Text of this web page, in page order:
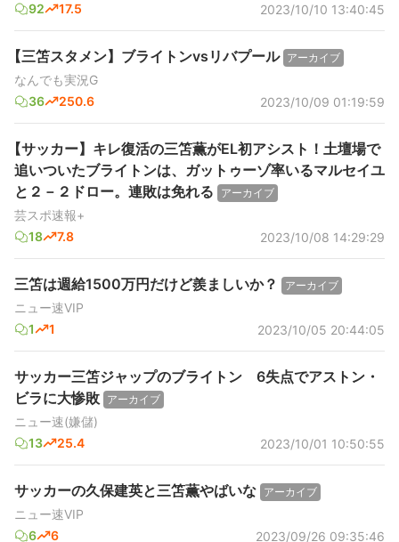
92
17.5 2023/10/10 13:40:45
【三笘スタメン】ブライトンvsリバプール アーカイブ
なんでも実況G
36
250.6 2023/10/09 01:19:59
【サッカー】キレ復活の三笘薫がEL初アシスト！土壇場で
追いついたブライトンは、ガットゥーゾ率いるマルセイユ
と２－２ドロー。連敗は免れる
アーカイブ
芸スポ速報+
18
7.8 2023/10/08 14:29:29
三笘は週給1500万円だけど羨ましいか？ アーカイブ
ニュー速VIP
1
1 2023/10/05 20:44:05
サッカー三笘ジャップのブライトン 6失点でアストン・
ビラに大惨敗 アーカイブ
ニュー速(嫌儲)
13
25.4 2023/10/01 10:50:55
サッカーの久保建英と三笘薫やばいな アーカイブ
ニュー速VIP
6
6 2023/09/26 09:35:46